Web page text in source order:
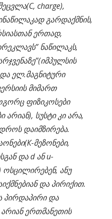
charge),
გარდაქმნის,
ერთად,
ნაწილაკს,
ელ.მაგნიტური
მიმართ
ფიზიკოსები
არიან), სუსტი კი არა,
დაიმზირება.
მეზონები,
და d ან u-
ოსცილირებენ, ანუ
და პირიქით.
პირდაპირი და
ერთმანეთის